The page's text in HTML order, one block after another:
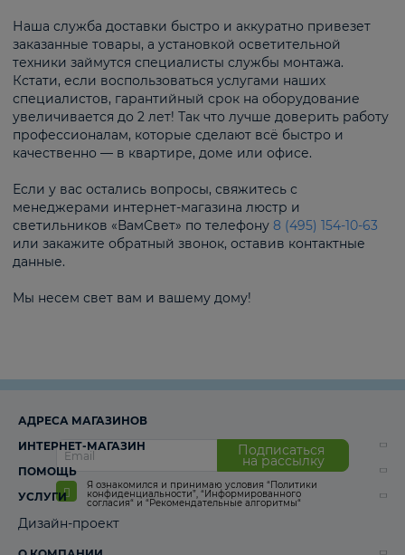
Наша служба доставки быстро и аккуратно привезет
заказанные товары, а установкой осветительной
техники займутся специалисты службы монтажа.
Кстати, если воспользоваться услугами наших
специалистов, гарантийный срок на оборудование
увеличивается до 2 лет! Так что лучше доверить работу
профессионалам, которые сделают всё быстро и
качественно — в квартире, доме или офисе.
Если у вас остались вопросы, свяжитесь с
менеджерами интернет-магазина люстр и
светильников «ВамСвет» по телефону 8 (495) 154-10-63
или закажите обратный звонок, оставив контактные
данные.
Мы несем свет вам и вашему дому!
Подписаться
на рассылку
Я ознакомился и принимаю условия “Политики
конфиденциальности”, “Информированного
согласия“ и “Рекомендательные алгоритмы“
АДРЕСА МАГАЗИНОВ
ИНТЕРНЕТ-МАГАЗИН
ПОМОЩЬ
УСЛУГИ
Дизайн-проект